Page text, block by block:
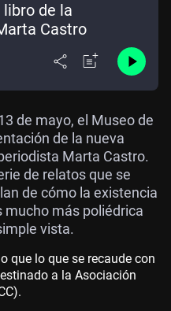
de la
Castro
de mayo, el Museo de
de la nueva
Marta Castro.
de relatos que se
de cómo la existencia
mucho más poliédrica
vista.
que lo que se recaude con
a la Asociación